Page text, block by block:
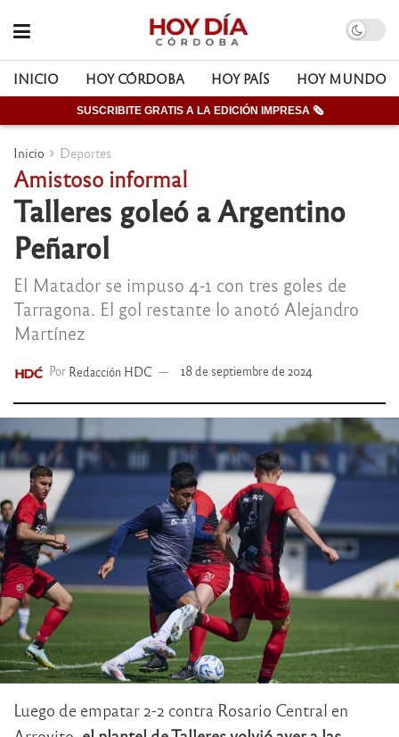
INICIO HOY CÓRDOBA HOY PAÍS HOY MUNDO
SUSCRIBITE GRATIS A LA EDICIÓN IMPRESA 🗞
Inicio Deportes
Amistoso informal
Talleres goleó a Argentino
Peñarol
El Matador se impuso 4-1 con tres goles de
Tarragona. El gol restante lo anotó Alejandro
Martínez
Por Redacción HDC 18 de septiembre de 2024
Luego de empatar 2-2 contra Rosario Central en